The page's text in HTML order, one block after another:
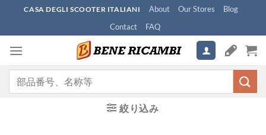
content
CASA DEGLI SCOOTER ITALIANI About Our Stores
Blog
Contact
FAQ
絞り込み